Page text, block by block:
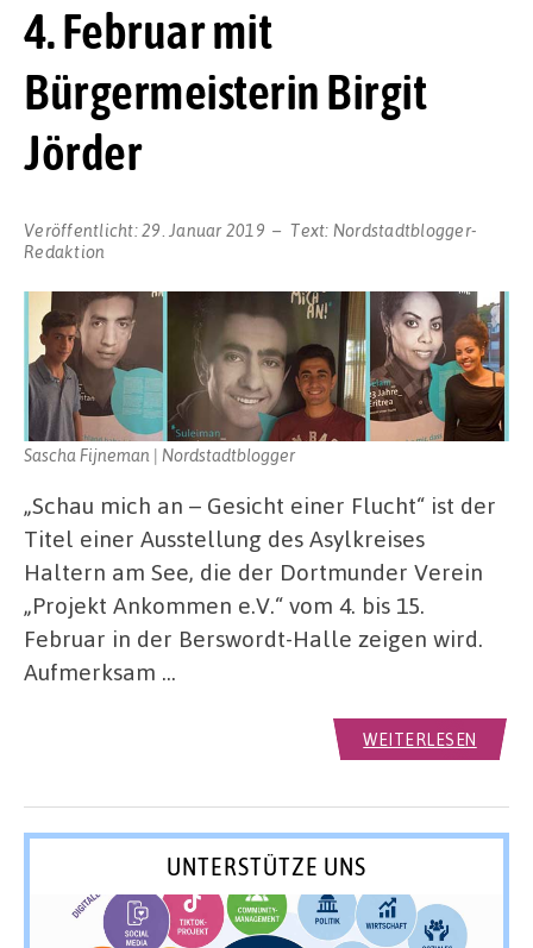
4. Februar mit
Bürgermeisterin Birgit
Jörder
Veröffentlicht:29. Januar 2019 Text: Nordstadtblogger-
Redaktion
Sascha Fijneman | Nordstadtblogger
„Schau mich an – Gesicht einer Flucht“ ist der
Titel einer Ausstellung des Asylkreises
Haltern am See, die der Dortmunder Verein
„Projekt Ankommen e.V.“ vom 4. bis 15.
Februar in der Berswordt-Halle zeigen wird.
Aufmerksam …
WEITERLESEN
UNTERSTÜTZE UNS